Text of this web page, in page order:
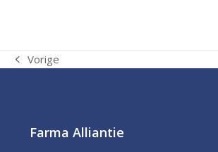
previous
Vorige
Farma Alliantie